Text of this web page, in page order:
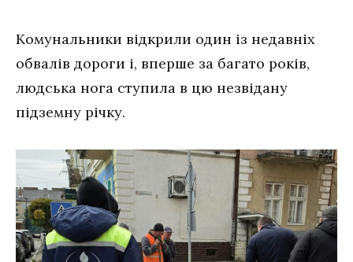
Комунальники відкрили один із недавніх
обвалів дороги і, вперше за багато років,
людська нога ступила в цю незвідану
підземну річку.